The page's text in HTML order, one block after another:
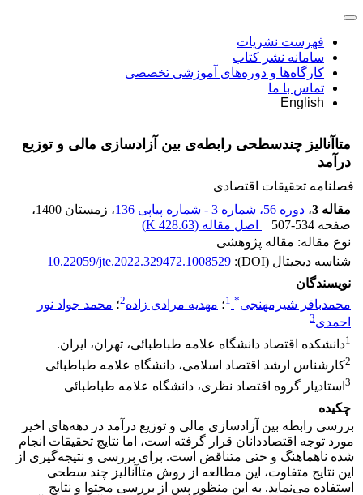
فهرست نشریات
سامانه نشر کتاب
کارگاه‌ها و دوره‌های آموزشی تخصصی
تماس با ما
English
متاآنالیز چندسطحی رابطه‌ی بین آزادسازی مالی و توزیع
درآمد
فصلنامه تحقیقات اقتصادی
مقاله 3
، دوره 56، شماره 3 - شماره پیاپی 136 ، زمستان 1400
،
صفحه 507-534 اصل مقاله (428.63 K
)
نوع مقاله: مقاله پژوهشی
شناسه دیجیتال (DOI):
10.22059/jte.2022.329472.1008529
نویسندگان
محمدباقر شیرمهنجی*
1؛ مهدیه مرادی زاده2؛ محمد جواد نور
احمدی3
1دانشکده اقتصاد دانشگاه علامه طباطبائی، تهران، ایران.
2کارشناس ارشد اقتصاد اسلامی، دانشگاه علامه طباطبائی
3 استادیار گروه اقتصاد نظری، دانشگاه علامه طباطبائی
چکیده
بررسی رابطه بین آزادسازی مالی و توزیع درآمد در دهه‌های اخیر
مورد توجه اقتصاددانان قرار گرفته است، اما نتایج تحقیقات انجام
شده ناهماهنگ و حتی متناقض است. برای بررسی و نتیجه‌گیری از
این نتایج متفاوت، این مطالعه از روش متاآنالیز چند سطحی
استفاده می‌نماید. به این منظور پس از بررسی محتوا و نتایج